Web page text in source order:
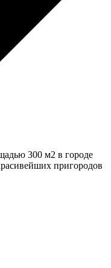
300 м2 в городе
пригородов